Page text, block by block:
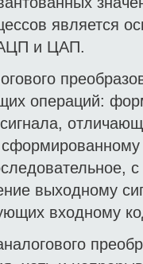
является
и ЦАП.
операций:
выходному
входному